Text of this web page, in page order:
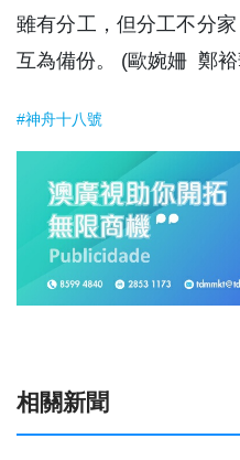
雖有分工，但分工不分
互為備份。 (歐婉姍 鄭
#神舟十八號
相關新聞